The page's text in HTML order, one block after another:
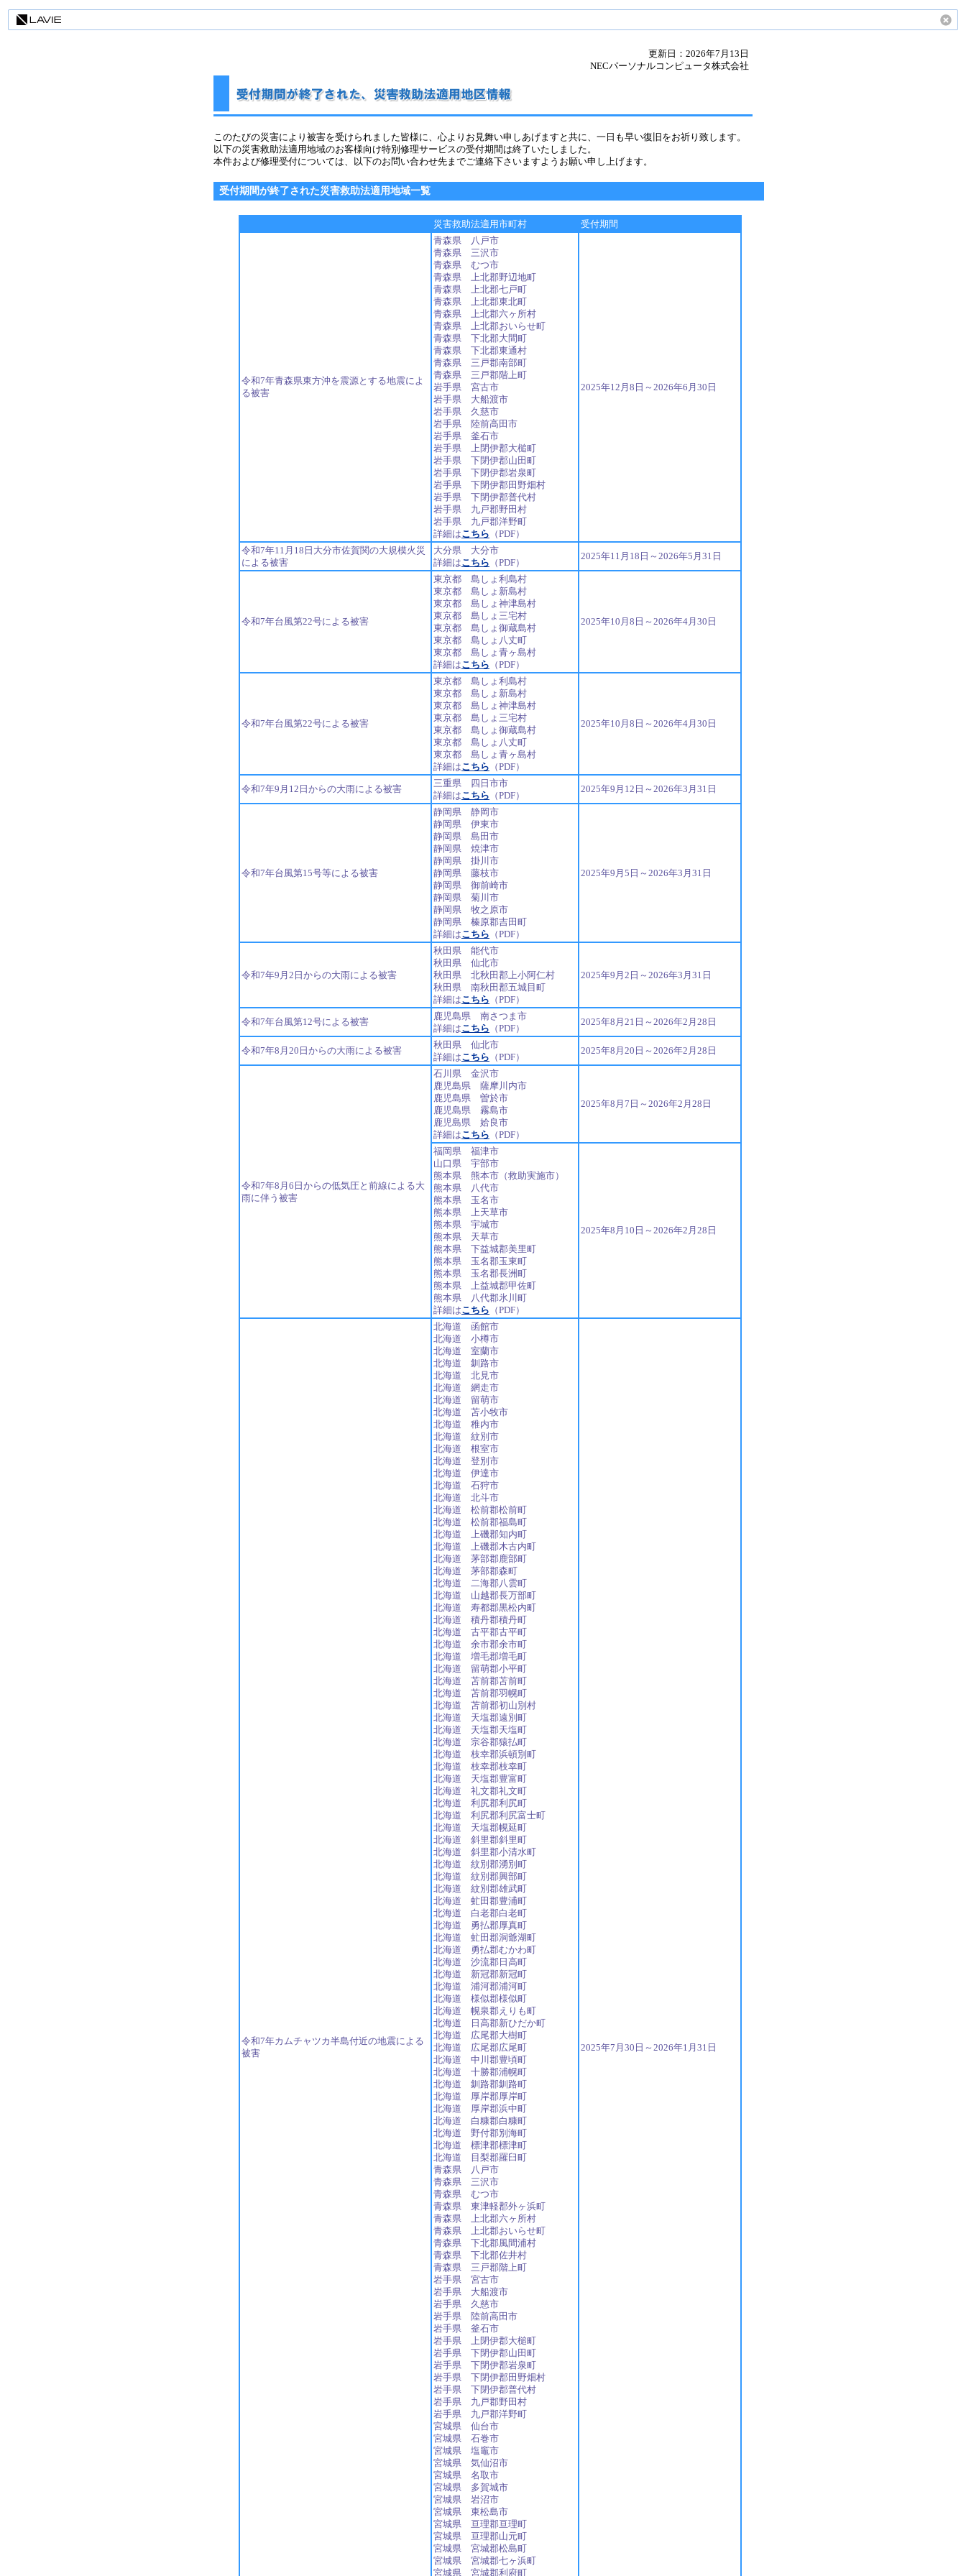
更新日：2026年7月13日
NECパーソナルコンピュータ株式会社
このたびの災害により被害を受けられました皆様に、心よりお見舞い申しあげますと共に、一日も早い復旧をお祈り致します。
以下の災害救助法適用地域のお客様向け特別修理サービスの受付期間は終了いたしました。
本件および修理受付については、以下のお問い合わせ先までご連絡下さいますようお願い申し上げます。
受付期間が終了された災害救助法適用地域一覧
災害救助法適用市町村 受付期間
令和7年青森県東方沖を震源とする地震によ
る被害
青森県 八戸市
青森県 三沢市
青森県 むつ市
青森県 上北郡野辺地町
青森県 上北郡七戸町
青森県 上北郡東北町
青森県 上北郡六ヶ所村
青森県 上北郡おいらせ町
青森県 下北郡大間町
青森県 下北郡東通村
青森県 三戸郡南部町
青森県 三戸郡階上町
岩手県 宮古市
岩手県 大船渡市
岩手県 久慈市
岩手県 陸前高田市
岩手県 釜石市
岩手県 上閉伊郡大槌町
岩手県 下閉伊郡山田町
岩手県 下閉伊郡岩泉町
岩手県 下閉伊郡田野畑村
岩手県 下閉伊郡普代村
岩手県 九戸郡野田村
岩手県 九戸郡洋野町
詳細はこちら （PDF）
2025年12月8日～2026年6月30日
令和7年11月18日大分市佐賀関の大規模火災
による被害
大分県 大分市
詳細はこちら （PDF）
2025年11月18日～2026年5月31日
令和7年台風第22号による被害
東京都 島しょ利島村
東京都 島しょ新島村
東京都 島しょ神津島村
東京都 島しょ三宅村
東京都 島しょ御蔵島村
東京都 島しょ八丈町
東京都 島しょ青ヶ島村
詳細はこちら （PDF）
2025年10月8日～2026年4月30日
令和7年台風第22号による被害
東京都 島しょ利島村
東京都 島しょ新島村
東京都 島しょ神津島村
東京都 島しょ三宅村
東京都 島しょ御蔵島村
東京都 島しょ八丈町
東京都 島しょ青ヶ島村
詳細はこちら （PDF）
2025年10月8日～2026年4月30日
令和7年9月12日からの大雨による被害
三重県 四日市市
詳細はこちら （PDF）
2025年9月12日～2026年3月31日
令和7年台風第15号等による被害
静岡県 静岡市
静岡県 伊東市
静岡県 島田市
静岡県 焼津市
静岡県 掛川市
静岡県 藤枝市
静岡県 御前崎市
静岡県 菊川市
静岡県 牧之原市
静岡県 榛原郡吉田町
詳細はこちら （PDF）
2025年9月5日～2026年3月31日
令和7年9月2日からの大雨による被害
秋田県 能代市
秋田県 仙北市
秋田県 北秋田郡上小阿仁村
秋田県 南秋田郡五城目町
詳細はこちら （PDF）
2025年9月2日～2026年3月31日
令和7年台風第12号による被害
鹿児島県 南さつま市
詳細はこちら （PDF）
2025年8月21日～2026年2月28日
令和7年8月20日からの大雨による被害
秋田県 仙北市
詳細はこちら （PDF）
2025年8月20日～2026年2月28日
令和7年8月6日からの低気圧と前線による大
雨に伴う被害
石川県 金沢市
鹿児島県 薩摩川内市
鹿児島県 曽於市
鹿児島県 霧島市
鹿児島県 姶良市
詳細はこちら （PDF）
2025年8月7日～2026年2月28日
福岡県 福津市
山口県 宇部市
熊本県 熊本市（救助実施市）
熊本県 八代市
熊本県 玉名市
熊本県 上天草市
熊本県 宇城市
熊本県 天草市
熊本県 下益城郡美里町
熊本県 玉名郡玉東町
熊本県 玉名郡長洲町
熊本県 上益城郡甲佐町
熊本県 八代郡氷川町
詳細はこちら （PDF）
2025年8月10日～2026年2月28日
令和7年カムチャツカ半島付近の地震による
被害
北海道 函館市
北海道 小樽市
北海道 室蘭市
北海道 釧路市
北海道 北見市
北海道 網走市
北海道 留萌市
北海道 苫小牧市
北海道 稚内市
北海道 紋別市
北海道 根室市
北海道 登別市
北海道 伊達市
北海道 石狩市
北海道 北斗市
北海道 松前郡松前町
北海道 松前郡福島町
北海道 上磯郡知内町
北海道 上磯郡木古内町
北海道 茅部郡鹿部町
北海道 茅部郡森町
北海道 二海郡八雲町
北海道 山越郡長万部町
北海道 寿都郡黒松内町
北海道 積丹郡積丹町
北海道 古平郡古平町
北海道 余市郡余市町
北海道 増毛郡増毛町
北海道 留萌郡小平町
北海道 苫前郡苫前町
北海道 苫前郡羽幌町
北海道 苫前郡初山別村
北海道 天塩郡遠別町
北海道 天塩郡天塩町
北海道 宗谷郡猿払町
北海道 枝幸郡浜頓別町
北海道 枝幸郡枝幸町
北海道 天塩郡豊富町
北海道 礼文郡礼文町
北海道 利尻郡利尻町
北海道 利尻郡利尻富士町
北海道 天塩郡幌延町
北海道 斜里郡斜里町
北海道 斜里郡小清水町
北海道 紋別郡湧別町
北海道 紋別郡興部町
北海道 紋別郡雄武町
北海道 虻田郡豊浦町
北海道 白老郡白老町
北海道 勇払郡厚真町
北海道 虻田郡洞爺湖町
北海道 勇払郡むかわ町
北海道 沙流郡日高町
北海道 新冠郡新冠町
北海道 浦河郡浦河町
北海道 様似郡様似町
北海道 幌泉郡えりも町
北海道 日高郡新ひだか町
北海道 広尾郡大樹町
北海道 広尾郡広尾町
北海道 中川郡豊頃町
北海道 十勝郡浦幌町
北海道 釧路郡釧路町
北海道 厚岸郡厚岸町
北海道 厚岸郡浜中町
北海道 白糠郡白糠町
北海道 野付郡別海町
北海道 標津郡標津町
北海道 目梨郡羅臼町
青森県 八戸市
青森県 三沢市
青森県 むつ市
青森県 東津軽郡外ヶ浜町
青森県 上北郡六ヶ所村
青森県 上北郡おいらせ町
青森県 下北郡風間浦村
青森県 下北郡佐井村
青森県 三戸郡階上町
岩手県 宮古市
岩手県 大船渡市
岩手県 久慈市
岩手県 陸前高田市
岩手県 釜石市
岩手県 上閉伊郡大槌町
岩手県 下閉伊郡山田町
岩手県 下閉伊郡岩泉町
岩手県 下閉伊郡田野畑村
岩手県 下閉伊郡普代村
岩手県 九戸郡野田村
岩手県 九戸郡洋野町
宮城県 仙台市
宮城県 石巻市
宮城県 塩竈市
宮城県 気仙沼市
宮城県 名取市
宮城県 多賀城市
宮城県 岩沼市
宮城県 東松島市
宮城県 亘理郡亘理町
宮城県 亘理郡山元町
宮城県 宮城郡松島町
宮城県 宮城郡七ヶ浜町
宮城県 宮城郡利府町
2025年7月30日～2026年1月31日